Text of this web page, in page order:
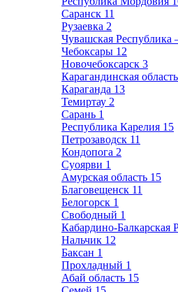
Саранск 11
Рузаевка 2
Чувашская
Чебоксары 12
Новочебоксарск 3
Карагандинская область
Караганда 13
Темиртау 2
Сарань 1
Республика Карелия 15
Петрозаводск 11
Кондопога 2
Суоярви 1
Амурская область 15
Благовещенск 11
Белогорск 1
Свободный 1
Кабардино-Балкарская
Нальчик 12
Баксан 1
Прохладный 1
Абай область 15